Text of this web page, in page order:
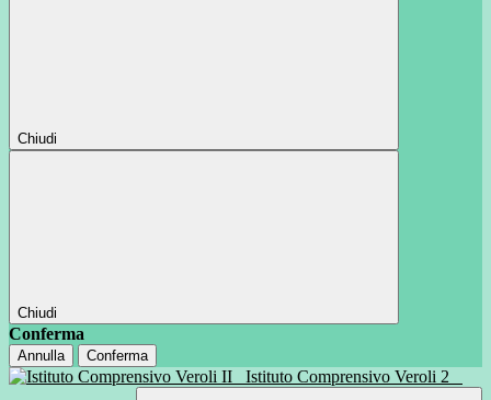
Chiudi
Chiudi
Conferma
Annulla Conferma
Istituto Comprensivo Veroli 2